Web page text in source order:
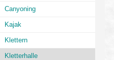
Wanderbus
Hohe Tauern
Canyoning
Kajak
Klettern
Kletterhalle